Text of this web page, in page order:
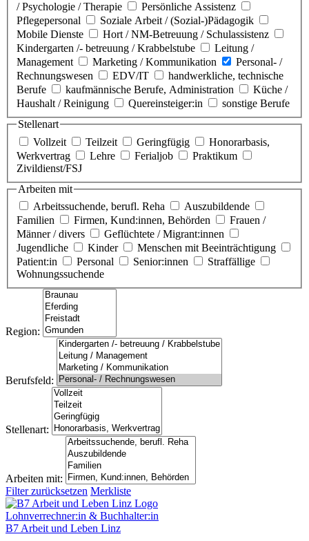
/ Psychologie / Therapie
Persönliche Assistenz
Pflegepersonal
Soziale Arbeit / (Sozial-)Pädagogik
Mobile Dienste
Hort / NM-Betreuung / Schulassistenz
Kindergarten /- betreuung / Krabbelstube
Leitung /
Management
Marketing / Kommunikation
Personal- /
Rechnungswesen
EDV/IT
handwerkliche, technische
Berufe
kaufmännische Berufe, Administration
Küche /
Haushalt / Reinigung
Quereinsteiger:in
sonstige Berufe
Stellenart
Vollzeit
Teilzeit Geringfügig
Honorarbasis,
Werkvertrag
Lehre Ferialjob
Praktikum
Zivildienst/FSJ
Arbeiten mit
Arbeitssuchende, berufl. Reha
Auszubildende
Familien
Firmen, Kund:innen, Behörden
Frauen /
Männer / divers
Geflüchtete / Migrant:innen
Jugendliche
Kinder
Menschen mit Beeinträchtigung
Patient:in
Personal Senior:innen
Straffällige
Wohnungssuchende
Region:
Berufsfeld:
Stellenart:
Arbeiten mit:
Filter zurücksetzen Merkliste
Lohn­verrechner:in & Buchhalter:in
B7 Arbeit und Leben Linz